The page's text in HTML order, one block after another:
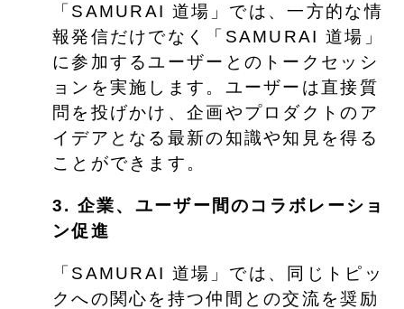
「SAMURAI 道場」では、一方的な情
報発信だけでなく「SAMURAI 道場」
に参加するユーザーとのトークセッシ
ョンを実施します。ユーザーは直接質
問を投げかけ、企画やプロダクトのア
イデアとなる最新の知識や知見を得る
ことができます。
3. 企業、ユーザー間のコラボレーショ
ン促進
「SAMURAI 道場」では、同じトピッ
クへの関心を持つ仲間との交流を奨励